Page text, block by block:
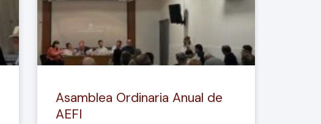
Asamblea Ordinaria Anual de
AEFI